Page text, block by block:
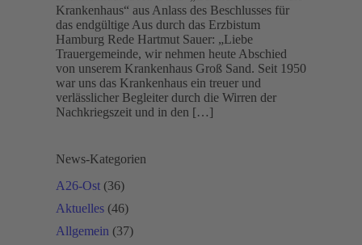
Krankenhaus“ aus Anlass des Beschlusses für
das endgültige Aus durch das Erzbistum
Hamburg Rede Hartmut Sauer: „Liebe
Trauergemeinde, wir nehmen heute Abschied
von unserem Krankenhaus Groß Sand. Seit 1950
war uns das Krankenhaus ein treuer und
verlässlicher Begleiter durch die Wirren der
Nachkriegszeit und in den […]
News-Kategorien
A26-Ost (36)
Aktuelles (46)
Allgemein (37)